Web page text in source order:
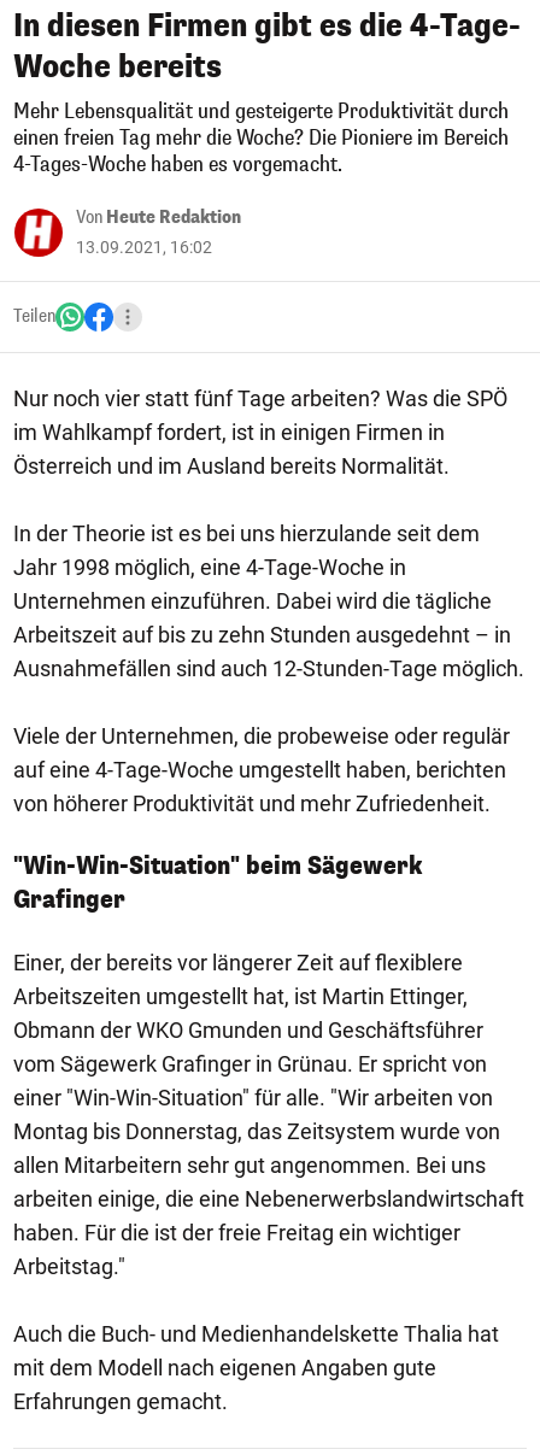
In diesen Firmen gibt es die 4-Tage-
Woche bereits
Mehr Lebensqualität und gesteigerte Produktivität durch
einen freien Tag mehr die Woche? Die Pioniere im Bereich
4-Tages-Woche haben es vorgemacht.
Von Heute Redaktion
13.09.2021, 16:02
Teilen
Nur noch vier statt fünf Tage arbeiten? Was die SPÖ
im Wahlkampf fordert, ist in einigen Firmen in
Österreich und im Ausland bereits Normalität.
In der Theorie ist es bei uns hierzulande seit dem
Jahr 1998 möglich, eine 4-Tage-Woche in
Unternehmen einzuführen. Dabei wird die tägliche
Arbeitszeit auf bis zu zehn Stunden ausgedehnt – in
Ausnahmefällen sind auch 12-Stunden-Tage möglich.
Viele der Unternehmen, die probeweise oder regulär
auf eine 4-Tage-Woche umgestellt haben, berichten
von höherer Produktivität und mehr Zufriedenheit.
"Win-Win-Situation" beim Sägewerk
Grafinger
Einer, der bereits vor längerer Zeit auf flexiblere
Arbeitszeiten umgestellt hat, ist Martin Ettinger,
Obmann der WKO Gmunden und Geschäftsführer
vom Sägewerk Grafinger in Grünau. Er spricht von
einer "Win-Win-Situation" für alle. "Wir arbeiten von
Montag bis Donnerstag, das Zeitsystem wurde von
allen Mitarbeitern sehr gut angenommen. Bei uns
arbeiten einige, die eine Nebenerwerbslandwirtschaft
haben. Für die ist der freie Freitag ein wichtiger
Arbeitstag."
Auch die Buch- und Medienhandelskette Thalia hat
mit dem Modell nach eigenen Angaben gute
Erfahrungen gemacht.